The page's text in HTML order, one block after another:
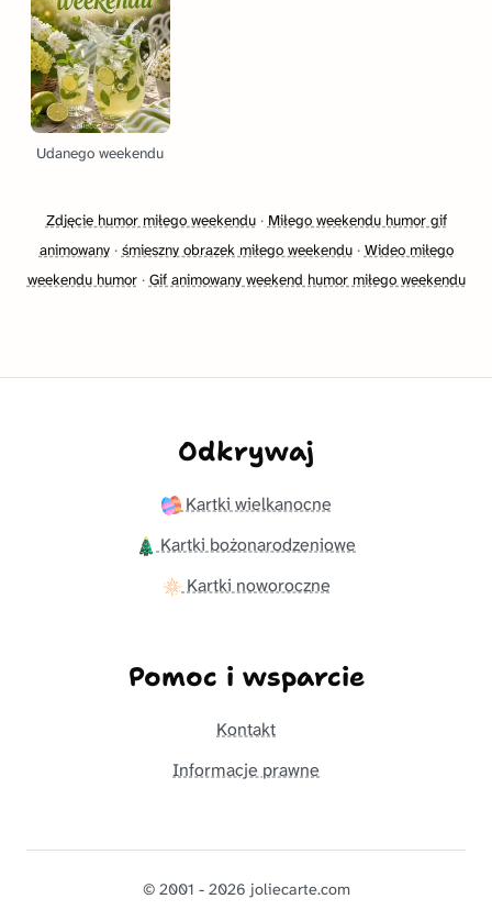
Udanego weekendu
Zdjęcie humor miłego weekendu· Miłego weekendu humor gif
animowany· śmieszny obrazek miłego weekendu· Wideo miłego
weekendu humor· Gif animowany weekend humor miłego weekendu
Odkrywaj
Kartki wielkanocne
Kartki bożonarodzeniowe
Kartki noworoczne
Pomoc i wsparcie
Kontakt
Informacje prawne
© 2001 - 2026 joliecarte.com